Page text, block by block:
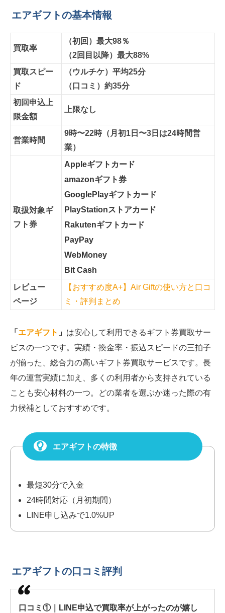
エアギフトの基本情報
買取率
（初回）最大98％
（2回目以降）最大88%
買取スピー
ド
（ウルチケ）平均25分
（口コミ）約35分
初回申込上
限金額
上限なし
営業時間
9時〜22時（月初1日〜3日は24時間営
業）
取扱対象ギ
フト券
Appleギフトカード
amazonギフト券
GooglePlayギフトカード
PlayStationストアカード
Rakutenギフトカード
PayPay
WebMoney
Bit Cash
レビュー
ページ
【おすすめ度A+】Air Giftの使い方と口コ
ミ・評判まとめ
「 エアギフト 」 は安心して利用できるギフト券買取サー
ビスの一つです。実績・換金率・振込スピードの三拍子
が揃った、総合力の高いギフト券買取サービスです。長
年の運営実績に加え、多くの利用者から支持されている
ことも安心材料の一つ。どの業者を選ぶか迷った際の有
力候補としておすすめです。
エアギフトの特徴
最短30分で入金
24時間対応（月初期間）
LINE申し込みで1.0%UP
エアギフトの口コミ評判
口コミ①｜LINE申込で買取率が上がったのが嬉し